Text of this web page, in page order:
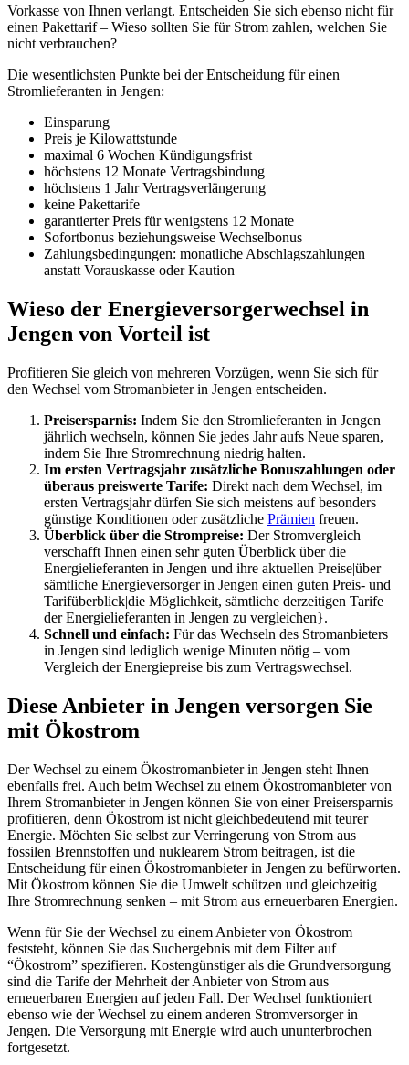
Vorkasse von Ihnen verlangt. Entscheiden Sie sich ebenso nicht für
einen Pakettarif – Wieso sollten Sie für Strom zahlen, welchen Sie
nicht verbrauchen?
Die wesentlichsten Punkte bei der Entscheidung für einen
Stromlieferanten in Jengen:
Einsparung
Preis je Kilowattstunde
maximal 6 Wochen Kündigungsfrist
höchstens 12 Monate Vertragsbindung
höchstens 1 Jahr Vertragsverlängerung
keine Pakettarife
garantierter Preis für wenigstens 12 Monate
Sofortbonus beziehungsweise Wechselbonus
Zahlungsbedingungen: monatliche Abschlagszahlungen
anstatt Vorauskasse oder Kaution
Wieso der Energieversorgerwechsel in
Jengen von Vorteil ist
Profitieren Sie gleich von mehreren Vorzügen, wenn Sie sich für
den Wechsel vom Stromanbieter in Jengen entscheiden.
Preisersparnis: Indem Sie den Stromlieferanten in Jengen
jährlich wechseln, können Sie jedes Jahr aufs Neue sparen,
indem Sie Ihre Stromrechnung niedrig halten.
Im ersten Vertragsjahr zusätzliche Bonuszahlungen oder
überaus preiswerte Tarife: Direkt nach dem Wechsel, im
ersten Vertragsjahr dürfen Sie sich meistens auf besonders
günstige Konditionen oder zusätzliche Prämien freuen.
Überblick über die Strompreise: Der Stromvergleich
verschafft Ihnen einen sehr guten Überblick über die
Energielieferanten in Jengen und ihre aktuellen Preise|über
sämtliche Energieversorger in Jengen einen guten Preis- und
Tarifüberblick|die Möglichkeit, sämtliche derzeitigen Tarife
der Energielieferanten in Jengen zu vergleichen}.
Schnell und einfach: Für das Wechseln des Stromanbieters
in Jengen sind lediglich wenige Minuten nötig – vom
Vergleich der Energiepreise bis zum Vertragswechsel.
Diese Anbieter in Jengen versorgen Sie
mit Ökostrom
Der Wechsel zu einem Ökostromanbieter in Jengen steht Ihnen
ebenfalls frei. Auch beim Wechsel zu einem Ökostromanbieter von
Ihrem Stromanbieter in Jengen können Sie von einer Preisersparnis
profitieren, denn Ökostrom ist nicht gleichbedeutend mit teurer
Energie. Möchten Sie selbst zur Verringerung von Strom aus
fossilen Brennstoffen und nuklearem Strom beitragen, ist die
Entscheidung für einen Ökostromanbieter in Jengen zu befürworten.
Mit Ökostrom können Sie die Umwelt schützen und gleichzeitig
Ihre Stromrechnung senken – mit Strom aus erneuerbaren Energien.
Wenn für Sie der Wechsel zu einem Anbieter von Ökostrom
feststeht, können Sie das Suchergebnis mit dem Filter auf
“Ökostrom” spezifieren. Kostengünstiger als die Grundversorgung
sind die Tarife der Mehrheit der Anbieter von Strom aus
erneuerbaren Energien auf jeden Fall. Der Wechsel funktioniert
ebenso wie der Wechsel zu einem anderen Stromversorger in
Jengen. Die Versorgung mit Energie wird auch ununterbrochen
fortgesetzt.